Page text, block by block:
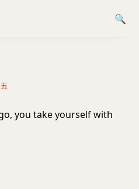
you take yourself with